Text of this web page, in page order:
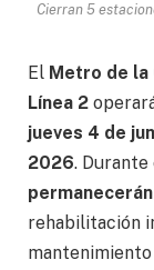
Cierran 5
El Metro de la
Línea 2
jueves 4 de
2026.
rehabilitación